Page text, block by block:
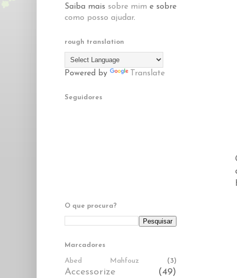
Saiba mais sobre mim e sobre
como posso ajudar.
rough translation
Powered by Translate
Seguidores
O que procura?
Marcadores
Abed Mahfouz (3)
Accessorize
(49)